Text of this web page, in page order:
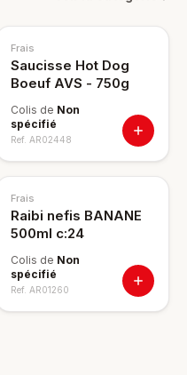
Frais
Saucisse Hot Dog
Boeuf AVS - 750g
Colis de Non
spécifié
Ref. AR02448
Frais
Raibi nefis BANANE
500ml c:24
Colis de Non
spécifié
Ref. AR01260